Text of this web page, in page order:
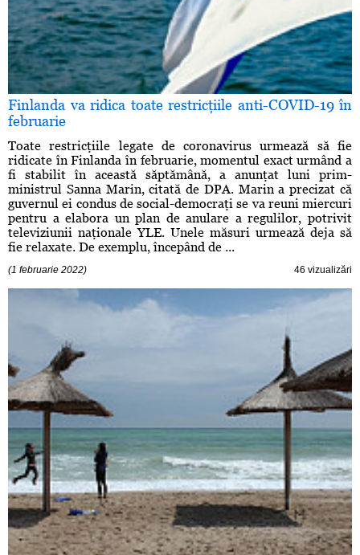
Finlanda va ridica toate restricţiile anti-COVID-19 în
februarie
Toate restricţiile legate de coronavirus urmează să fie
ridicate în Finlanda în februarie, momentul exact urmând a
fi stabilit în această săptămână, a anunţat luni prim-
ministrul Sanna Marin, citată de DPA. Marin a precizat că
guvernul ei condus de social-democraţi se va reuni miercuri
pentru a elabora un plan de anulare a regulilor, potrivit
televiziunii naţionale YLE. Unele măsuri urmează deja să
fie relaxate. De exemplu, începând de ...
(1 februarie 2022) 46 vizualizări